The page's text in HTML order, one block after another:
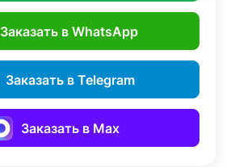
Заказать в WhatsApp
Заказать в Telegram
Заказать в Max